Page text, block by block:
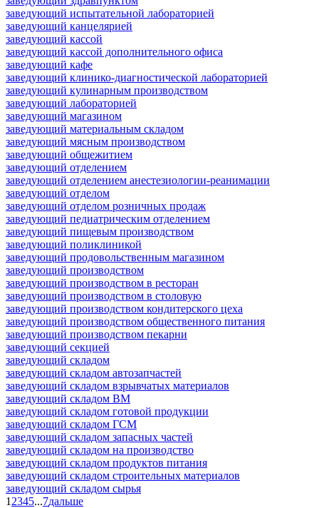
заведующий испытательной лабораторией
заведующий канцелярией
заведующий кассой
заведующий кассой дополнительного офиса
заведующий кафе
заведующий клинико-диагностической лабораторией
заведующий кулинарным производством
заведующий лабораторией
заведующий магазином
заведующий материальным складом
заведующий мясным производством
заведующий общежитием
заведующий отделением
заведующий отделением анестезиологии-реанимации
заведующий отделом
заведующий отделом розничных продаж
заведующий педиатрическим отделением
заведующий пищевым производством
заведующий поликлиникой
заведующий продовольственным магазином
заведующий производством
заведующий производством в ресторан
заведующий производством в столовую
заведующий производством кондитерского цеха
заведующий производством общественного питания
заведующий производством пекарни
заведующий секцией
заведующий складом
заведующий складом автозапчастей
заведующий складом взрывчатых материалов
заведующий складом ВМ
заведующий складом готовой продукции
заведующий складом ГСМ
заведующий складом запасных частей
заведующий складом на производство
заведующий складом продуктов питания
заведующий складом строительных материалов
заведующий складом сырья
1 2345...7дальше